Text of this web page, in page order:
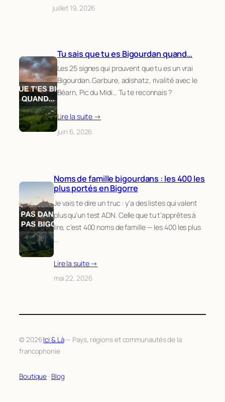
juillet 19, 2026
Tu sais que tu es Bigourdan quand…
Les 25 signes qui prouvent que tu es un vrai
Bigourdan. Garbure, adishatz, rivalité avec le
Béarn, Pic du Midi… Tu te reconnais ?
Lire la suite →
juin 6, 2026
Noms de famille bigourdans : les 400 les
plus portés en Bigorre
Je vais te dire un truc : y’a des listes qui valent
plus qu’un test ADN. Celle que tu t’apprêtes à
lire, c’est 400 noms de famille — les 400 les plus
…
Lire la suite →
mai 22, 2026
© 2026Ici & Là— Pays, régions et communautés de la
francophonie
Boutique · Blog